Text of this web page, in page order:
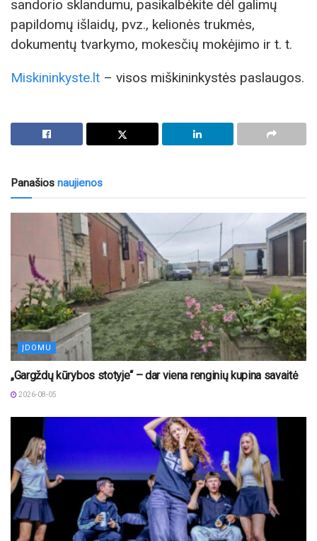
sandorio sklandumu, pasikalbėkite dėl galimų
papildomų išlaidų, pvz., kelionės trukmės,
dokumentų tvarkymo, mokesčių mokėjimo ir t. t.
Miskininkyste.lt – visos miškininkystės paslaugos.
Panašios naujienos
ĮDOMU
„Gargždų kūrybos stotyje“ – dar viena renginių kupina savaitė
2026-08-05